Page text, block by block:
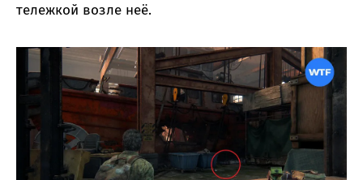
тележкой возле неё.